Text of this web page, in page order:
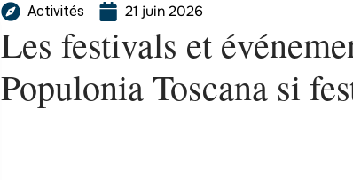
Activités 21 juin 2026
Les festivals et
Populonia Toscana si